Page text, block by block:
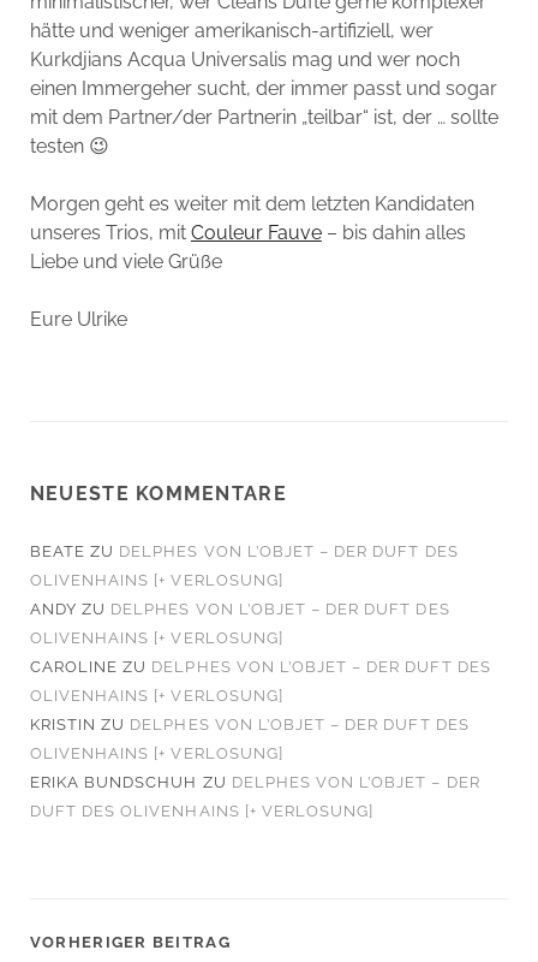
hätte und weniger amerikanisch-artifiziell, wer
Kurkdjians Acqua Universalis mag und wer noch
einen Immergeher sucht, der immer passt und sogar
mit dem Partner/der Partnerin „teilbar“ ist, der … sollte
testen 😉
Morgen geht es weiter mit dem letzten Kandidaten
unseres Trios, mit Couleur Fauve– bis dahin alles
Liebe und viele Grüße
Eure Ulrike
NEUESTE KOMMENTARE
BEATE ZU DELPHES VON L’OBJET – DER DUFT DES
OLIVENHAINS [+ VERLOSUNG]
ANDY ZU DELPHES VON L’OBJET – DER DUFT DES
OLIVENHAINS [+ VERLOSUNG]
CAROLINE ZU DELPHES VON L’OBJET – DER DUFT DES
OLIVENHAINS [+ VERLOSUNG]
KRISTIN ZU DELPHES VON L’OBJET – DER DUFT DES
OLIVENHAINS [+ VERLOSUNG]
ERIKA BUNDSCHUH ZU DELPHES VON L’OBJET – DER
DUFT DES OLIVENHAINS [+ VERLOSUNG]
VORHERIGER BEITRAG